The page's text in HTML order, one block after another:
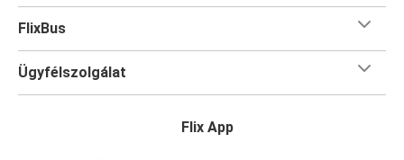
FlixBus
Ügyfélszolgálat
Flix App